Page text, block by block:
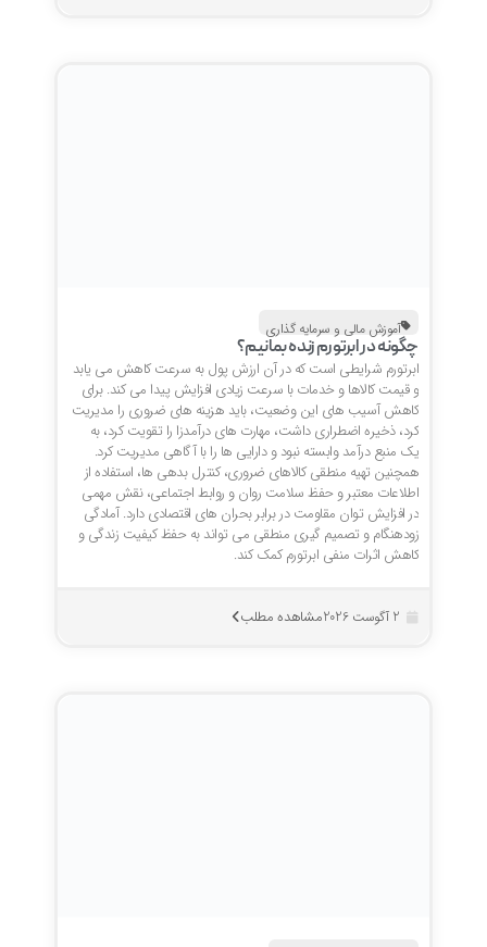
آموزش مالی و سرمایه گذاری
چگونه در ابرتورم زنده بمانیم؟
ابرتورم شرایطی است که در آن ارزش پول به سرعت کاهش می یابد
و قیمت کالاها و خدمات با سرعت زیادی افزایش پیدا می کند. برای
کاهش آسیب های این وضعیت، باید هزینه های ضروری را مدیریت
کرد، ذخیره اضطراری داشت، مهارت های درآمدزا را تقویت کرد، به
یک منبع درآمد وابسته نبود و دارایی ها را با آگاهی مدیریت کرد.
همچنین تهیه منطقی کالاهای ضروری، کنترل بدهی ها، استفاده از
اطلاعات معتبر و حفظ سلامت روان و روابط اجتماعی، نقش مهمی
در افزایش توان مقاومت در برابر بحران های اقتصادی دارد. آمادگی
زودهنگام و تصمیم گیری منطقی می تواند به حفظ کیفیت زندگی و
کاهش اثرات منفی ابرتورم کمک کند.
مشاهده مطلب